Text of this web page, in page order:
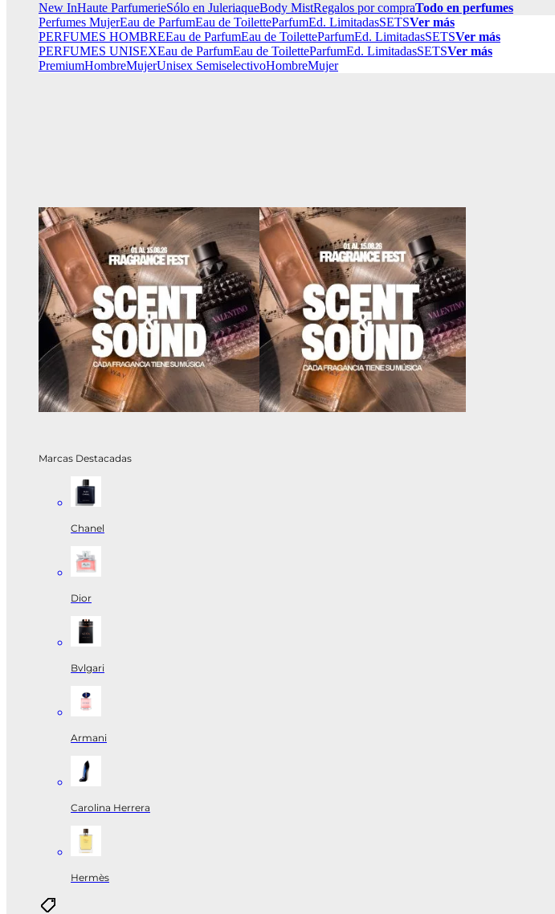
New InHaute ParfumerieSólo en JuleriaqueBody MistRegalos por compraTodo en perfumes
Perfumes MujerEau de ParfumEau de ToiletteParfumEd. LimitadasSETSVer más
PERFUMES HOMBREEau de ParfumEau de ToiletteParfumEd. LimitadasSETSVer más
PERFUMES UNISEXEau de ParfumEau de ToiletteParfumEd. LimitadasSETSVer más
PremiumHombreMujerUnisex SemiselectivoHombreMujer
Marcas Destacadas
Chanel
Dior
Bvlgari
Armani
Carolina Herrera
Hermès